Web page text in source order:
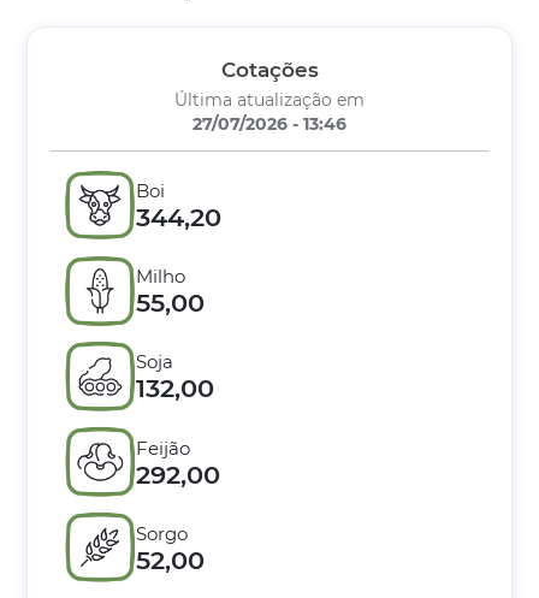
Cotações
Última atualização em
27/07/2026 - 13:46
Boi
344,20
Milho
55,00
Soja
132,00
Feijão
292,00
Sorgo
52,00